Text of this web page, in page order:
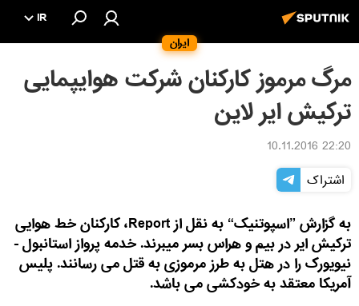
ایران
IR
مرگ مرموز کارکنان شرکت هوایپمایی
ترکیش ایر لاین
22:20 10.11.2016
اشتراک
به گزارش ”اسپوتنیک“ به نقل از Report، کارکنان خط هوایی
ترکیش ایر در بیم و هراس بسر میبرند. خدمه پرواز استانبول -
نیویورک را در هتل به طرز مرموزی به قتل می رسانند. پلیس
آمریکا معتقد به خودکشی می باشد.